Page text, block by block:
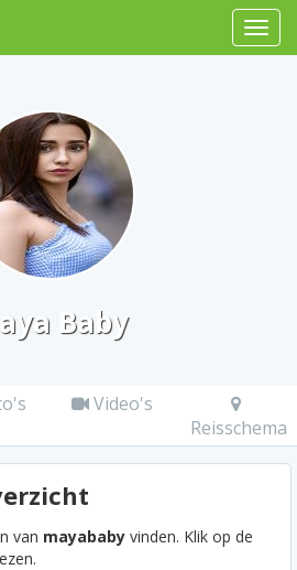
Baby
Video's
Reisschema
van mayababy vinden. Klik op de